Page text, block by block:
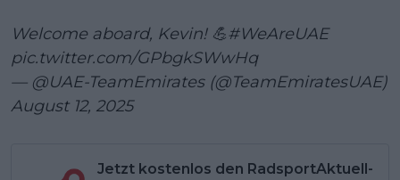
Welcome aboard, Kevin! 💪#WeAreUAE
pic.twitter.com/GPbgkSWwHq
— @UAE-TeamEmirates (@TeamEmiratesUAE)
August 12, 2025
Jetzt kostenlos den RadsportAktuell-